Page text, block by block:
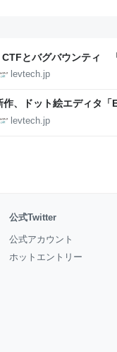
CTFとバグバウンティ
ーカス】 - レバテック
levtech.jp
作、ドット絵エディタ
聞く【フォーカス】 -
levtech.jp
公式Twitter
公式アカウント
ホットエントリー